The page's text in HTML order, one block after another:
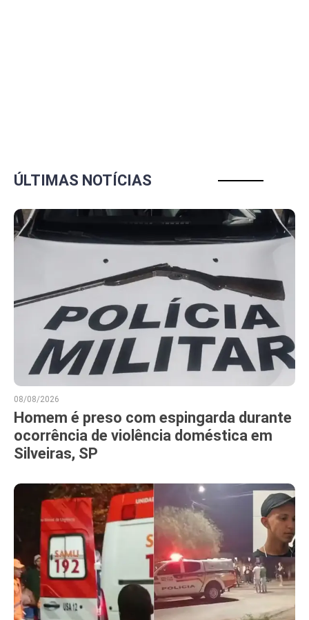
ÚLTIMAS NOTÍCIAS
08/08/2026
Homem é preso com espingarda durante
ocorrência de violência doméstica em
Silveiras, SP